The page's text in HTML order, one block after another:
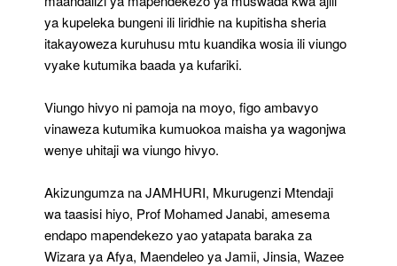
ya kupeleka bungeni ili liridhie na kupitisha sheria
itakayoweza kuruhusu mtu kuandika wosia ili viungo
vyake kutumika baada ya kufariki.
Viungo hivyo ni pamoja na moyo, figo ambavyo
vinaweza kutumika kumuokoa maisha ya wagonjwa
wenye uhitaji wa viungo hivyo.
Akizungumza na JAMHURI, Mkurugenzi Mtendaji
wa taasisi hiyo, Prof Mohamed Janabi, amesema
endapo mapendekezo yao yatapata baraka za
Wizara ya Afya, Maendeleo ya Jamii, Jinsia, Wazee